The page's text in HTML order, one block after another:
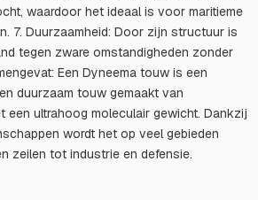
waardoor het ideaal is voor maritieme
7. Duurzaamheid: Door zijn structuur is
tegen zware omstandigheden zonder
Een Dyneema touw is een
duurzaam touw gemaakt van
een ultrahoog moleculair gewicht. Dankzij
wordt het op veel gebieden
zeilen tot industrie en defensie.